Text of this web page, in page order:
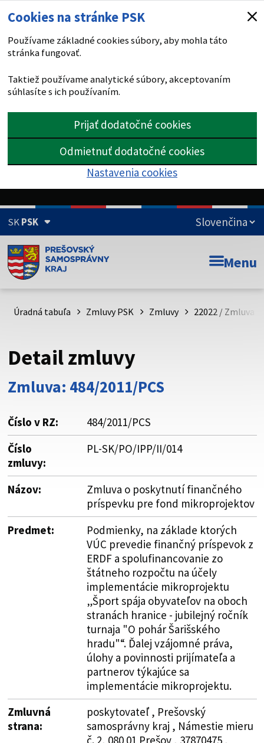
Cookies na stránke PSK
Používame základné cookies súbory, aby mohla táto
stránka fungovať.
Taktiež používame analytické súbory, akceptovaním
súhlasíte s ich používaním.
Prijať dodatočné cookies
Odmietnuť dodatočné cookies
Nastavenia cookies
SKPSK
Doména psk.sk je oficiálna
Toto je oficiálna webová stránka Prešovského
psk.sk.
Buďte pozorní a vždy sa uistite, že zdieľate informácie iba
cez zabezpečenú webovú stránku. Zabezpečená stránka
vždy začína https:// pred názvom domény webového sídla.
Menu
Úradná tabuľa Zmluvy PSK Zmluvy 22022 / Zmluva
Detail zmluvy
Zmluva: 484/2011/PCS
Číslo v RZ:
484/2011/PCS
Číslo
zmluvy:
PL-SK/PO/IPP/II/014
Názov:
Zmluva o poskytnutí finančného
príspevku pre fond mikroprojektov
Predmet:
Podmienky, na základe ktorých
VÚC prevedie finančný príspevok z
ERDF a spolufinancovanie zo
štátneho rozpočtu na účely
implementácie mikroprojektu
„Šport spája obyvateľov na oboch
stranách hranice - jubilejný ročník
turnaja "O pohár Šarišského
hradu"“. Ďalej vzájomné práva,
úlohy a povinnosti prijímateľa a
partnerov týkajúce sa
implementácie mikroprojektu.
Zmluvná
strana:
poskytovateľ , Prešovský
samosprávny kraj , Námestie mieru
č. 2, 080 01 Prešov , 37870475 ,